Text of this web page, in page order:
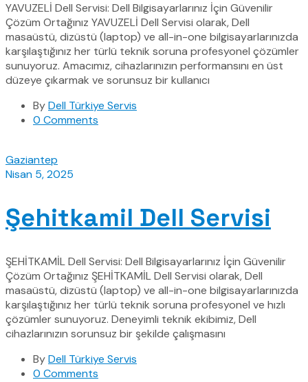
YAVUZELİ Dell Servisi: Dell Bilgisayarlarınız İçin Güvenilir
Çözüm Ortağınız YAVUZELİ Dell Servisi olarak, Dell
masaüstü, dizüstü (laptop) ve all-in-one bilgisayarlarınızda
karşılaştığınız her türlü teknik soruna profesyonel çözümler
sunuyoruz. Amacımız, cihazlarınızın performansını en üst
düzeye çıkarmak ve sorunsuz bir kullanıcı
ByDell Türkiye Servis
0 Comments
Gaziantep
Nisan 5, 2025
Şehitkamil Dell Servisi
ŞEHİTKAMİL Dell Servisi: Dell Bilgisayarlarınız İçin Güvenilir
Çözüm Ortağınız ŞEHİTKAMİL Dell Servisi olarak, Dell
masaüstü, dizüstü (laptop) ve all-in-one bilgisayarlarınızda
karşılaştığınız her türlü teknik soruna profesyonel ve hızlı
çözümler sunuyoruz. Deneyimli teknik ekibimiz, Dell
cihazlarınızın sorunsuz bir şekilde çalışmasını
ByDell Türkiye Servis
0 Comments